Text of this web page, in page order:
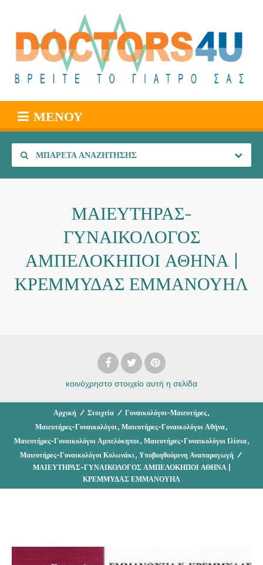
ΜΕΝΟΎ
ΜΠΑΡΈΤΑ ΑΝΑΖΉΤΗΣΗΣ
ΜΑΙΕΥΤΗΡΑΣ-
ΓΥΝΑΙΚΟΛΟΓΟΣ
ΑΜΠΕΛΟΚΗΠΟΙ ΑΘΗΝΑ |
ΚΡΕΜΜΥΔΑΣ ΕΜΜΑΝΟΥΗΛ
κοινόχρηστο στοιχείο αυτή η σελίδα
Αρχική / Στοιχεία / Γυναικολόγοι-Μαιευτήρες,
Μαιευτήρες-Γυναικολόγοι , Μαιευτήρες-Γυναικολόγοι Αθήνα,
Μαιευτήρες-Γυναικολόγοι Αμπελόκηποι , Μαιευτήρες-Γυναικολόγοι Ιλίσια,
Μαιευτήρες-Γυναικολόγοι Κολωνάκι , Υποβοηθούμενη Αναπαραγωγή /
ΜΑΙΕΥΤΗΡΑΣ-ΓΥΝΑΙΚΟΛΟΓΟΣ ΑΜΠΕΛΟΚΗΠΟΙ ΑΘΗΝΑ |
ΚΡΕΜΜΥΔΑΣ ΕΜΜΑΝΟΥΗΛ